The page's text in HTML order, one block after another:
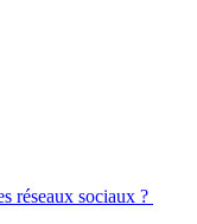
réseaux sociaux ?